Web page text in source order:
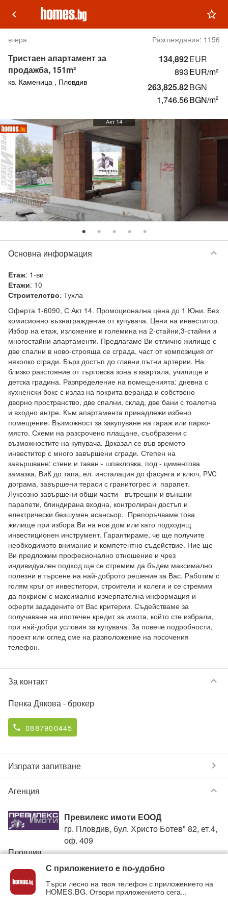
keyboard_arrow_left star_outline
вчера Разглеждания: 1156
134,892EUR
893EUR/m²
263,825.82BGN
1,746.56BGN/m2
Тристаен апартамент за
продажба, 151m²
кв. Каменица , Пловдив
Основна информация keyboard_arrow_down
Етаж: 1-ви
Етажи: 10
Строителство: Тухла
Оферта 1-6090, С Акт 14. Промоционална цена до 1 Юни. Без
комисионно възнаграждение от купувача. Цени на инвеститор.
Избор на етаж, изложение и големина на 2-стайни,3-стайни и
многостайни апартаменти. Предлагаме Ви отлично жилище с
две спални в ново-строяща се сграда, част от композиция от
няколко сгради. Бърз достъп до главни пътни артерии. На
близко разстояние от търговска зона в квартала, училище и
детска градина. Разпределение на помещенията: дневна с
кухненски бокс с излаз на покрита веранда и собствено
дворно пространство, две спални, склад, две бани с тоалетна
и входно антре. Към апартамента принадлежи избено
помещение. Възможност за закупуване на гараж или парко-
място. Схеми на разсрочено плащане, съобразени с
възможностите на купувача. Доказал се във времето
инвеститор с много завършени сгради. Степен на
завършване: стени и таван - шпакловка, под - циментова
замазка, ВиК до тапа, ел. инсталация до фасунга и ключ, PVC
дограма, завършени тераси с гранитогрес и  парапет.
Луксозно завършени общи части - вътрешни и външни
парапети, блиндирана входна, контролиран достъп и
електрически безшумен асансьор.  Препоръчваме това
жилище при избора Ви на нов дом или като подходящ
инвестиционен инструмент. Гарантираме, че ще получите
необходимото внимание и компетентно съдействие. Ние ще
Ви предложим професионално отношение и чрез
индивидуален подход ще се стремим да бъдем максимално
полезни в търсене на най-доброто решение за Вас. Работим с
голям кръг от инвеститори, строители и колеги и се стремим
да покрием с максимално изчерпателна информация и
оферти зададените от Вас критерии. Съдействаме за
получаване на ипотечен кредит за имота, който сте избрали,
при най-добри условия за купувача. За повече подробности,
проект или оглед сме на разположение на посочения
телефон.
За контакт keyboard_arrow_down
Пенка Дякова- брокер
phone 0887900445
Изпрати запитване chevron_right
Агенция keyboard_arrow_down
Превилекс имоти ЕООД
гр. Пловдив, бул. Христо Ботев" 82, ет.4,
оф. 409
Пловдив
phone 0887900445
Вижте всички обяви отПревилекс имоти ЕООД
С приложението e по-удобно
Търси лесно на твоя телефон с приложението на
HOMES.BG. Отвори приложението сега...